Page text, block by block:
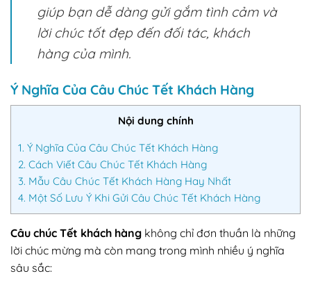
giúp bạn dễ dàng gửi gắm tình cảm và
lời chúc tốt đẹp đến đối tác, khách
hàng của mình.
Ý Nghĩa Của Câu Chúc Tết Khách Hàng
Nội dung chính
1. Ý Nghĩa Của Câu Chúc Tết Khách Hàng
2. Cách Viết Câu Chúc Tết Khách Hàng
3. Mẫu Câu Chúc Tết Khách Hàng Hay Nhất
4. Một Số Lưu Ý Khi Gửi Câu Chúc Tết Khách Hàng
Câu chúc Tết khách hàng không chỉ đơn thuần là những
lời chúc mừng mà còn mang trong mình nhiều ý nghĩa
sâu sắc: